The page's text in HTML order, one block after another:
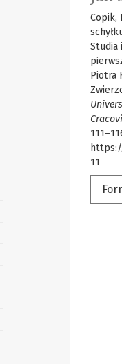
Copik,
Studia
Piotra
11